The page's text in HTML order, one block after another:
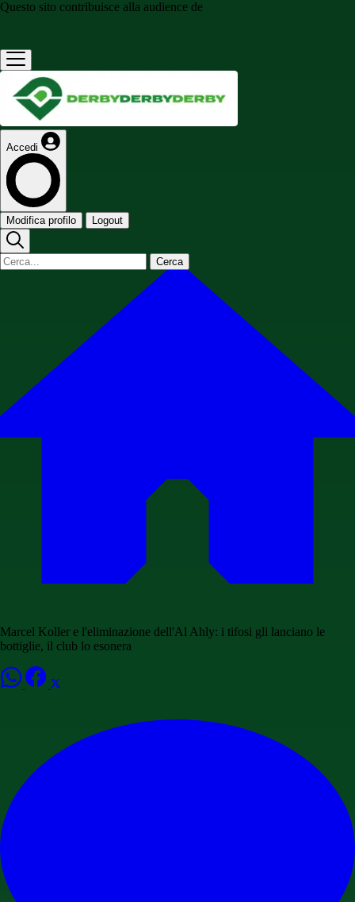
Questo sito contribuisce alla audience de
Accedi
Modifica profilo Logout
Cerca
Marcel Koller e l'eliminazione dell'Al Ahly: i tifosi gli lanciano le
bottiglie, il club lo esonera